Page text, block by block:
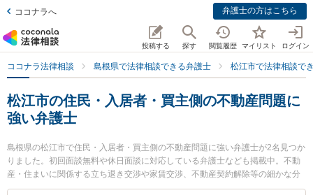
ココナラへ 弁護士の方はこちら
投稿する 探す 閲覧履歴 マイリスト ログイン
ココナラ法律相談 島根県で法律相談できる弁護士 松江市で法律相談で
松江市の住民・入居者・買主側の不動産問題に
強い弁護士
島根県の松江市で住民・入居者・買主側の不動産問題に強い弁護士が2名見つか
りました。初回面談無料や休日面談に対応している弁護士なども掲載中。不動
産・住まいに関係する立ち退き交渉や家賃交渉、不動産契約解除等の細かな分
野での絞り込み検索もでき便利です。特に長坂法律事務所の長坂 正弁護士やな